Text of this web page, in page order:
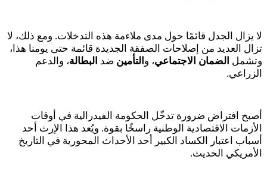
لا يزال الجدل قائمًا حول مدى ملاءمة هذه التدخلات. ومع ذلك، لا
تزال العديد من إصلاحات الصفقة الجديدة قائمة حتى يومنا هذا،
وتشمل الضمان الاجتماعي، و التأمين ضد البطالة، والدعم
الزراعي.
أصبح افتراض ضرورة تدخّل الحكومة الفيدرالية في أوقات
الأزمات الاقتصادية الوطنية راسخًا بقوة. ويُعد هذا الإرث أحد
أسباب اعتبار الكساد الكبير أحد الأحداث المحورية في التاريخ
الأمريكي الحديث.